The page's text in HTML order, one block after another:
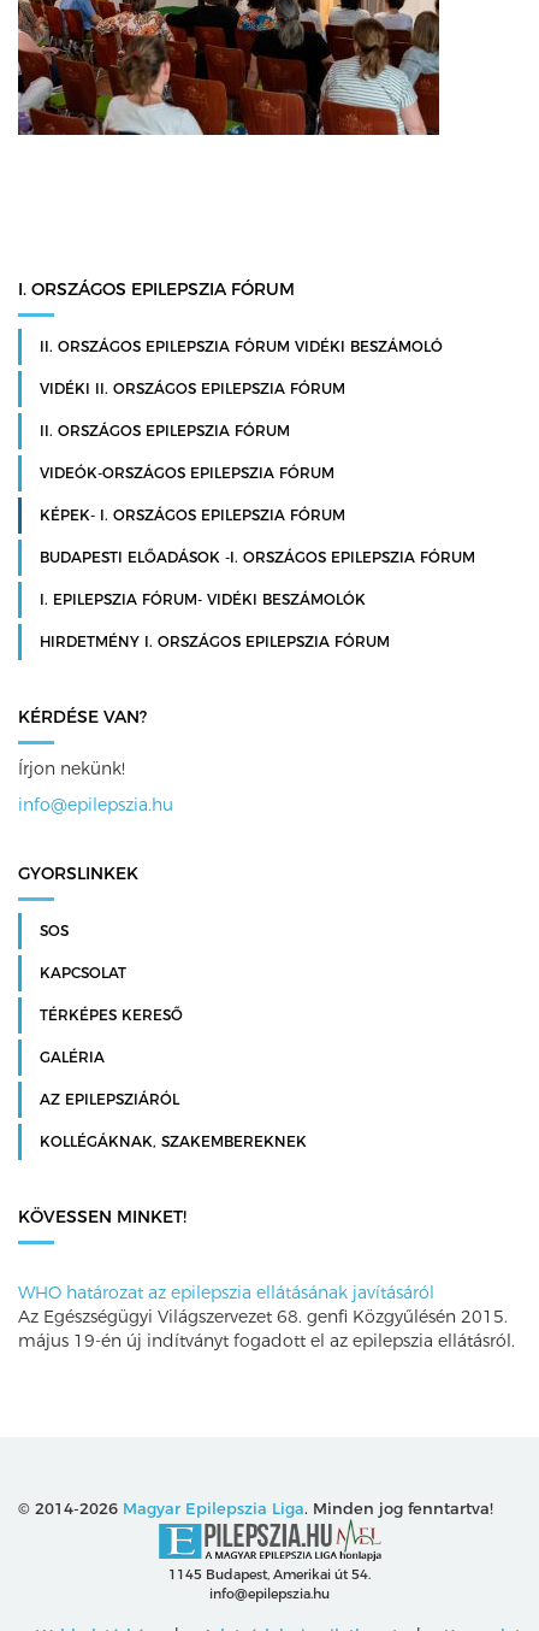
I. ORSZÁGOS EPILEPSZIA FÓRUM
II. ORSZÁGOS EPILEPSZIA FÓRUM VIDÉKI BESZÁMOLÓ
VIDÉKI II. ORSZÁGOS EPILEPSZIA FÓRUM
II. ORSZÁGOS EPILEPSZIA FÓRUM
VIDEÓK-ORSZÁGOS EPILEPSZIA FÓRUM
KÉPEK- I. ORSZÁGOS EPILEPSZIA FÓRUM
BUDAPESTI ELŐADÁSOK -I. ORSZÁGOS EPILEPSZIA FÓRUM
I. EPILEPSZIA FÓRUM- VIDÉKI BESZÁMOLÓK
HIRDETMÉNY I. ORSZÁGOS EPILEPSZIA FÓRUM
KÉRDÉSE VAN?
Írjon nekünk!
info@epilepszia.hu
GYORSLINKEK
SOS
KAPCSOLAT
TÉRKÉPES KERESŐ
GALÉRIA
AZ EPILEPSZIÁRÓL
KOLLÉGÁKNAK, SZAKEMBEREKNEK
KÖVESSEN MINKET!
WHO határozat az epilepszia ellátásának javításáról
Az Egészségügyi Világszervezet 68. genfi Közgyűlésén 2015.
május 19-én új indítványt fogadott el az epilepszia ellátásról.
© 2014-2026 Magyar Epilepszia Liga. Minden jog fenntartva!
1145 Budapest, Amerikai út 54.
info@epilepszia.hu